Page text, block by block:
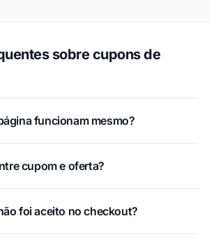
sobre cupons de
funcionam mesmo?
cupom e oferta?
foi aceito no checkout?